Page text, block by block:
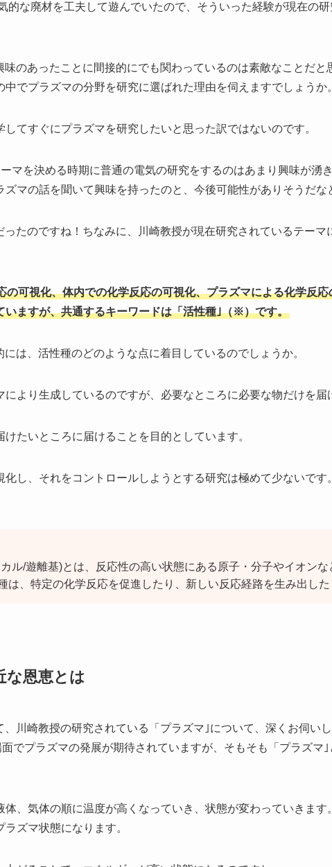
的な廃材を工夫して遊んでいたので、そういった経験が現在の
味のあったことに間接的にでも関わっているのは素敵なことだと
でプラズマの分野を研究に選ばれた理由を伺えますでしょうか。
してすぐにプラズマを研究したいと思った訳ではないのです。
マを決める時期に普通の電気の研究をするのはあまり興味が湧
マの話を聞いて興味を持ったのと、今後可能性がありそうだな
ったのですね！ちなみに、川崎教授が現在研究されているテーマ
の可視化、体内での化学反応の可視化、プラズマによる化学反
いますが、共通するキーワードは「活性種｣（※）です。
には、活性種のどのような点に着目しているのでしょうか。
により生成しているのですが、必要なところに必要な物だけを届
たいところに届けることを目的としています。
化し、それをコントロールしようとする研究は極めて少ないで
ル/遊離基)とは、反応性の高い状態にある原子・分子やイオンな
は、特定の化学反応を促進したり、新しい反応経路を生み出した
な恩恵とは
、川崎教授の研究されている「プラズマ｣について、深くお伺い
でプラズマの発展が期待されていますが、そもそも「プラズマ
体、気体の順に温度が高くなっていき、状態が変わっていきます
ズマ状態になります。